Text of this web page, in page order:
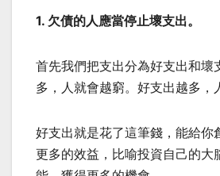
1. 欠債的人應當停止壞支出。
首先我們把支出分為好支出和壞
多，人就會越窮。好支出越多，
好支出就是花了這筆錢，能給你
更多的效益，比喻投資自己的大